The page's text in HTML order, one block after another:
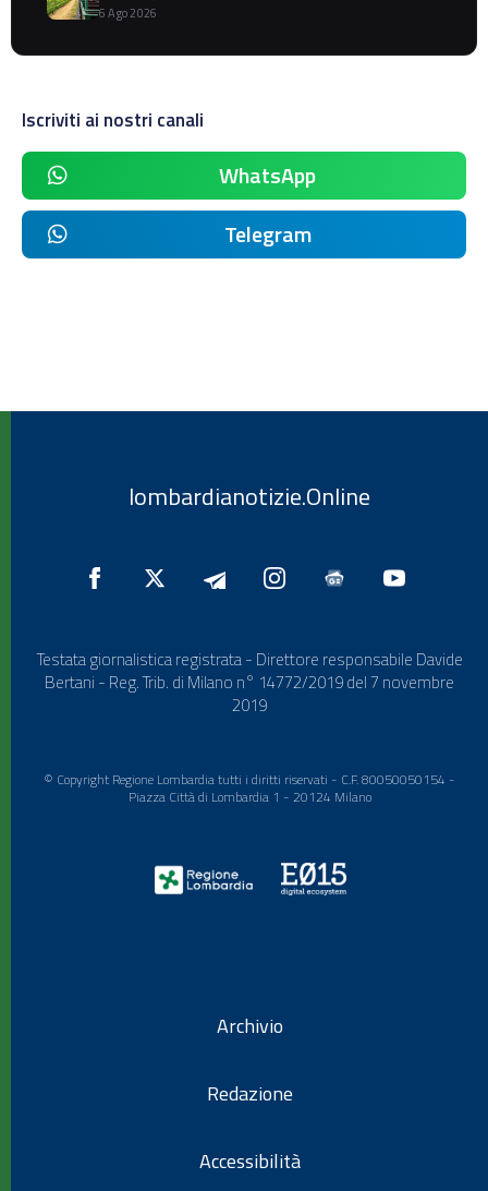
6 Ago 2026
Iscriviti ai nostri canali
WhatsApp
Telegram
lombardianotizie.Online
Testata giornalistica registrata - Direttore responsabile Davide
Bertani - Reg. Trib. di Milano n° 14772/2019 del 7 novembre
2019
© Copyright Regione Lombardia tutti i diritti riservati - C.F. 80050050154 -
Piazza Città di Lombardia 1 - 20124 Milano
Archivio
Redazione
Accessibilità